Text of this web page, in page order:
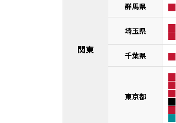
関東
群馬県
埼玉県
千葉県
東京都